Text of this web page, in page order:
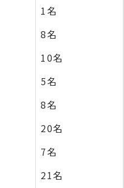
1名
8名
10名
5名
8名
20名
7名
21名